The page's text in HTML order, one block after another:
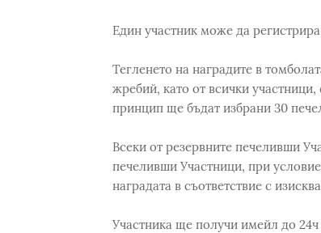
Един участник може да
Тегленето на наградите в
жребий, като от всички участници,
принцип ще бъдат избрани 30
Всеки от резервните печеливши
печеливши Участници, при
наградата в съответствие с
Участника ще получи имейл до 24ч